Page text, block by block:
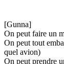
[Gunna]
On peut faire un
On peut tout
quel avion)
On peut prendre